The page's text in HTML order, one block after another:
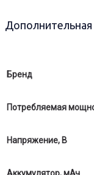
Бренд
Потребляемая
Напряжение, В